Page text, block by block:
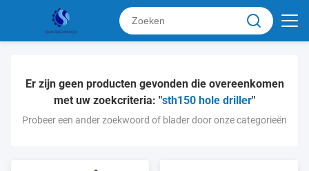
Er zijn geen producten gevonden die overeenkomen
met uw zoekcriteria: "sth150 hole driller"
Probeer een ander zoekwoord of blader door onze categorieën